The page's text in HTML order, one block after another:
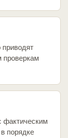
проверкам
фактическим
порядке